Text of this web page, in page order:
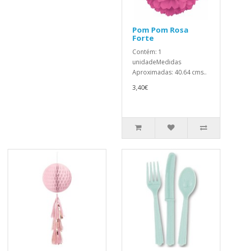
Pom Pom Rosa
Forte
Contém: 1
unidadeMedidas
Aproximadas: 40.64 cms..
3,40€